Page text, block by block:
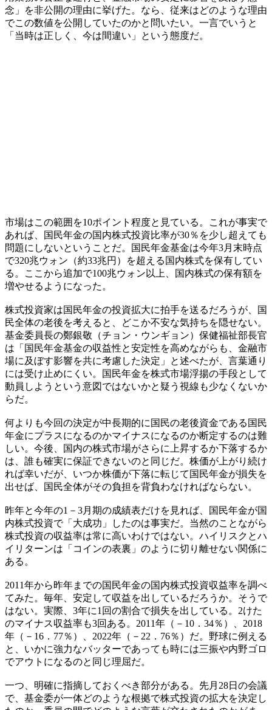
念」を非公開の理由に挙げた。なら、従来はどのような理由
でこの数値を公開していたのかと問いたい。一言でいうと
「当時は正しく、今は間違い」という態度だ。
市場はこの範囲を10ポイント程度と見ている。これが事実で
あれば、国民年金の国内株式投資比率が30％を少し超えても
問題にしないということだ。国民年金基金は今年3月末時点
で320兆ウォン（約33兆円）を超える国内株式を保有してい
る。ここから追加で100兆ウォン以上、国内株式の保有額を
増やせるようになった。
株式投資家は国民年金の投資拡大に拍手を送るだろうが、国
民全体の老後を考えると、どこか不安な気持ちを隠せない。
基金委員長の鄭銀敬（チョン・ウンギョン）保健福祉部長官
は「国民年金基金の収益性と安定性を高めながらも、金融市
場に及ぼす影響を共に考慮した決定」と述べたが、言葉通り
には受け止めにくい。国民年金を株式市場浮揚の手段として
動員しようという意図ではないかと疑う視線も少なくないか
らだ。
何よりも今回の決定が中長期的に国民の老後資金である国民
年金にプラスになるのかマイナスになるのか断定するのは難
しい。今後、国内の株式市場がさらに上昇するか下落するか
は、誰も確実に保証できないのと同じだ。株価が上がり続け
れば幸いだが、いつか株価が下落に転じて国民年金が損失を
出せば、国民全体がその負担を背負わなければならない。
昨年と今年の1－3月期の成績表だけを見れば、国民年金が国
内株式投資で「大成功」したのは事実だ。当然のことながら
株式投資の収益率は常に高いわけではない。ハイリスクとハ
イリターンは「コインの表裏」のように切り離せない関係に
ある。
2011年から昨年までの国民年金の国内株式投資収益率を調べ
てみた。毎年、安定して収益を出しているだろうか。そうで
はない。実際、3年に1回の割合で損失を出している。2けた
のマイナス収益率も3回ある。2011年（－10．34％）、2018
年（－16．77％）、2022年（－22．76％）だ。野球に例える
と、いかに強力なバッターであっても時には三振や内野ゴロ
でアウトになるのと同じ理屈だ。
一つ、明確に指摘しておくべき部分がある。先月28日の会議
で、基金委が一体どのような根拠で株式投資の拡大を決定し